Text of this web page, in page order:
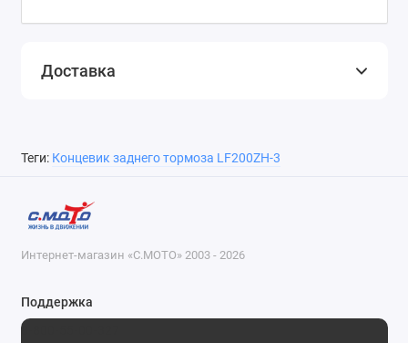
Доставка
Теги: Концевик заднего тормоза LF200ZH-3
Интернет-магазин «С.МОТО» 2003 - 2026
Поддержка
8-800-55-00-327